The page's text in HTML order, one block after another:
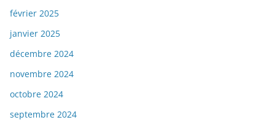
février 2025
janvier 2025
décembre 2024
novembre 2024
octobre 2024
septembre 2024